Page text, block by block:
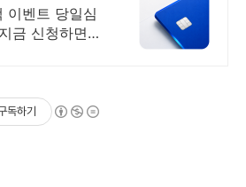
지원
이벤트 당일심
금 신청하면
독하기